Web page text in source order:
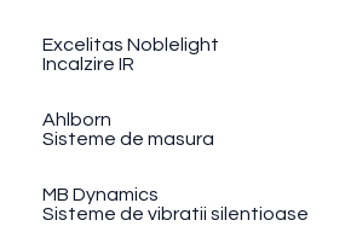
Excelitas Noblelight
Incalzire IR
Ahlborn
Sisteme de masura
MB Dynamics
Sisteme de vibratii silentioase